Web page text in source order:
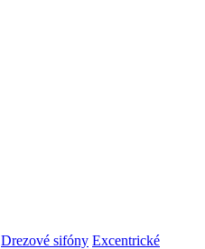
Drezové sifóny Excentrické